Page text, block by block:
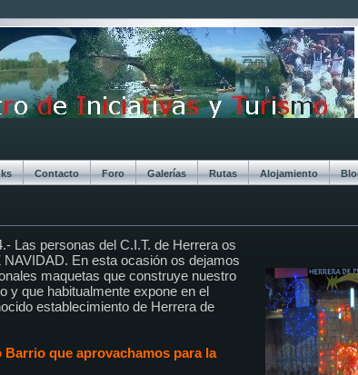
Contacto Foro Galerías Rutas Alojamiento
Las personas del C.I.T. de Herrera os
En esta ocasión os dejamos
maquetas que construye nuestro
y que habitualmente expone en el
establecimiento de Herrera de
Barrio que aprovachamos para la